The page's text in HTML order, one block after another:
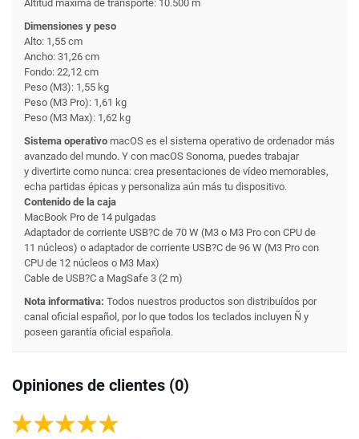
Altitud máxima de transporte: 10.500 m
Dimensiones y peso
Alto: 1,55 cm
Ancho: 31,26 cm
Fondo: 22,12 cm
Peso (M3): 1,55 kg
Peso (M3 Pro): 1,61 kg
Peso (M3 Max): 1,62 kg
Sistema operativo macOS es el sistema operativo de ordenador más
avanzado del mundo. Y con macOS Sonoma, puedes trabajar
y divertirte como nunca: crea presentaciones de vídeo memorables,
echa partidas épicas y personaliza aún más tu dispositivo.
Contenido de la caja
MacBook Pro de 14 pulgadas
Adaptador de corriente USB?C de 70 W (M3 o M3 Pro con CPU de
11 núcleos) o adaptador de corriente USB?C de 96 W (M3 Pro con
CPU de 12 núcleos o M3 Max)
Cable de USB?C a MagSafe 3 (2 m)
Nota informativa: Todos nuestros productos son distribuídos por
canal oficial español, por lo que todos los teclados incluyen Ñ y
poseen garantía oficial española.
Opiniones de clientes (0)